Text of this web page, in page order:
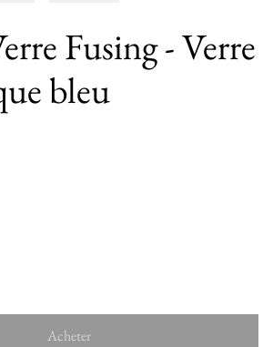
Fusing - Verre
bleu
Acheter